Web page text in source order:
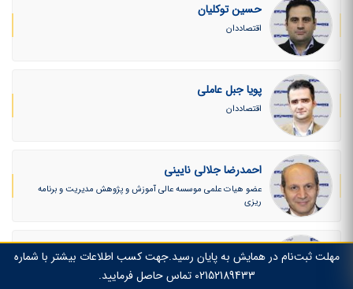
حسین توکلیان
اقتصاددان
پویا جبل عاملی
اقتصاددان
احمدرضا جلالی نایینی
عضو هیات علمی موسسه عالی آموزش و پژوهش مدیریت و برنامه
ریزی
احسان چیت ساز
معاون سیاستگذاری و برنامه ریزی توسعه فاوا و اقتصاد دیجیتال
مهلت ثبت‌نام در همایش به پایان رسید.جهت کسب اطلاعات بیشتر با شماره
02152189433 تماس حاصل فرمایید.